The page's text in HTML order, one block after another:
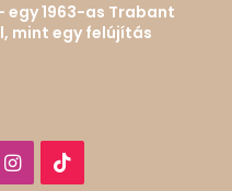
1963-as Trabant
mint egy felújítás
Instagram